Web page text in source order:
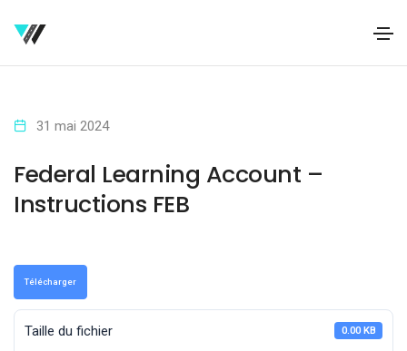
31 mai 2024
Federal Learning Account –
Instructions FEB
Télécharger
Taille du fichier 0.00 KB